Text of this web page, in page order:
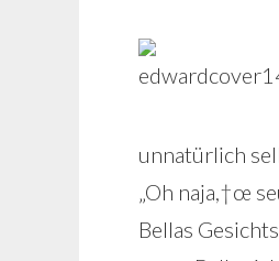
unnatürlich
„Oh naja,†œ
Bellas